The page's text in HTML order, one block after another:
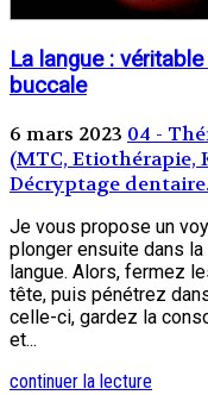
La langue :
buccale
6 mars 2023 04 -
(MTC, Etiothérapie,
Décryptage
Je vous propose un
plonger ensuite dans
langue. Alors, fermez
tête, puis pénétrez
celle-ci, gardez la
et...
continuer la lecture